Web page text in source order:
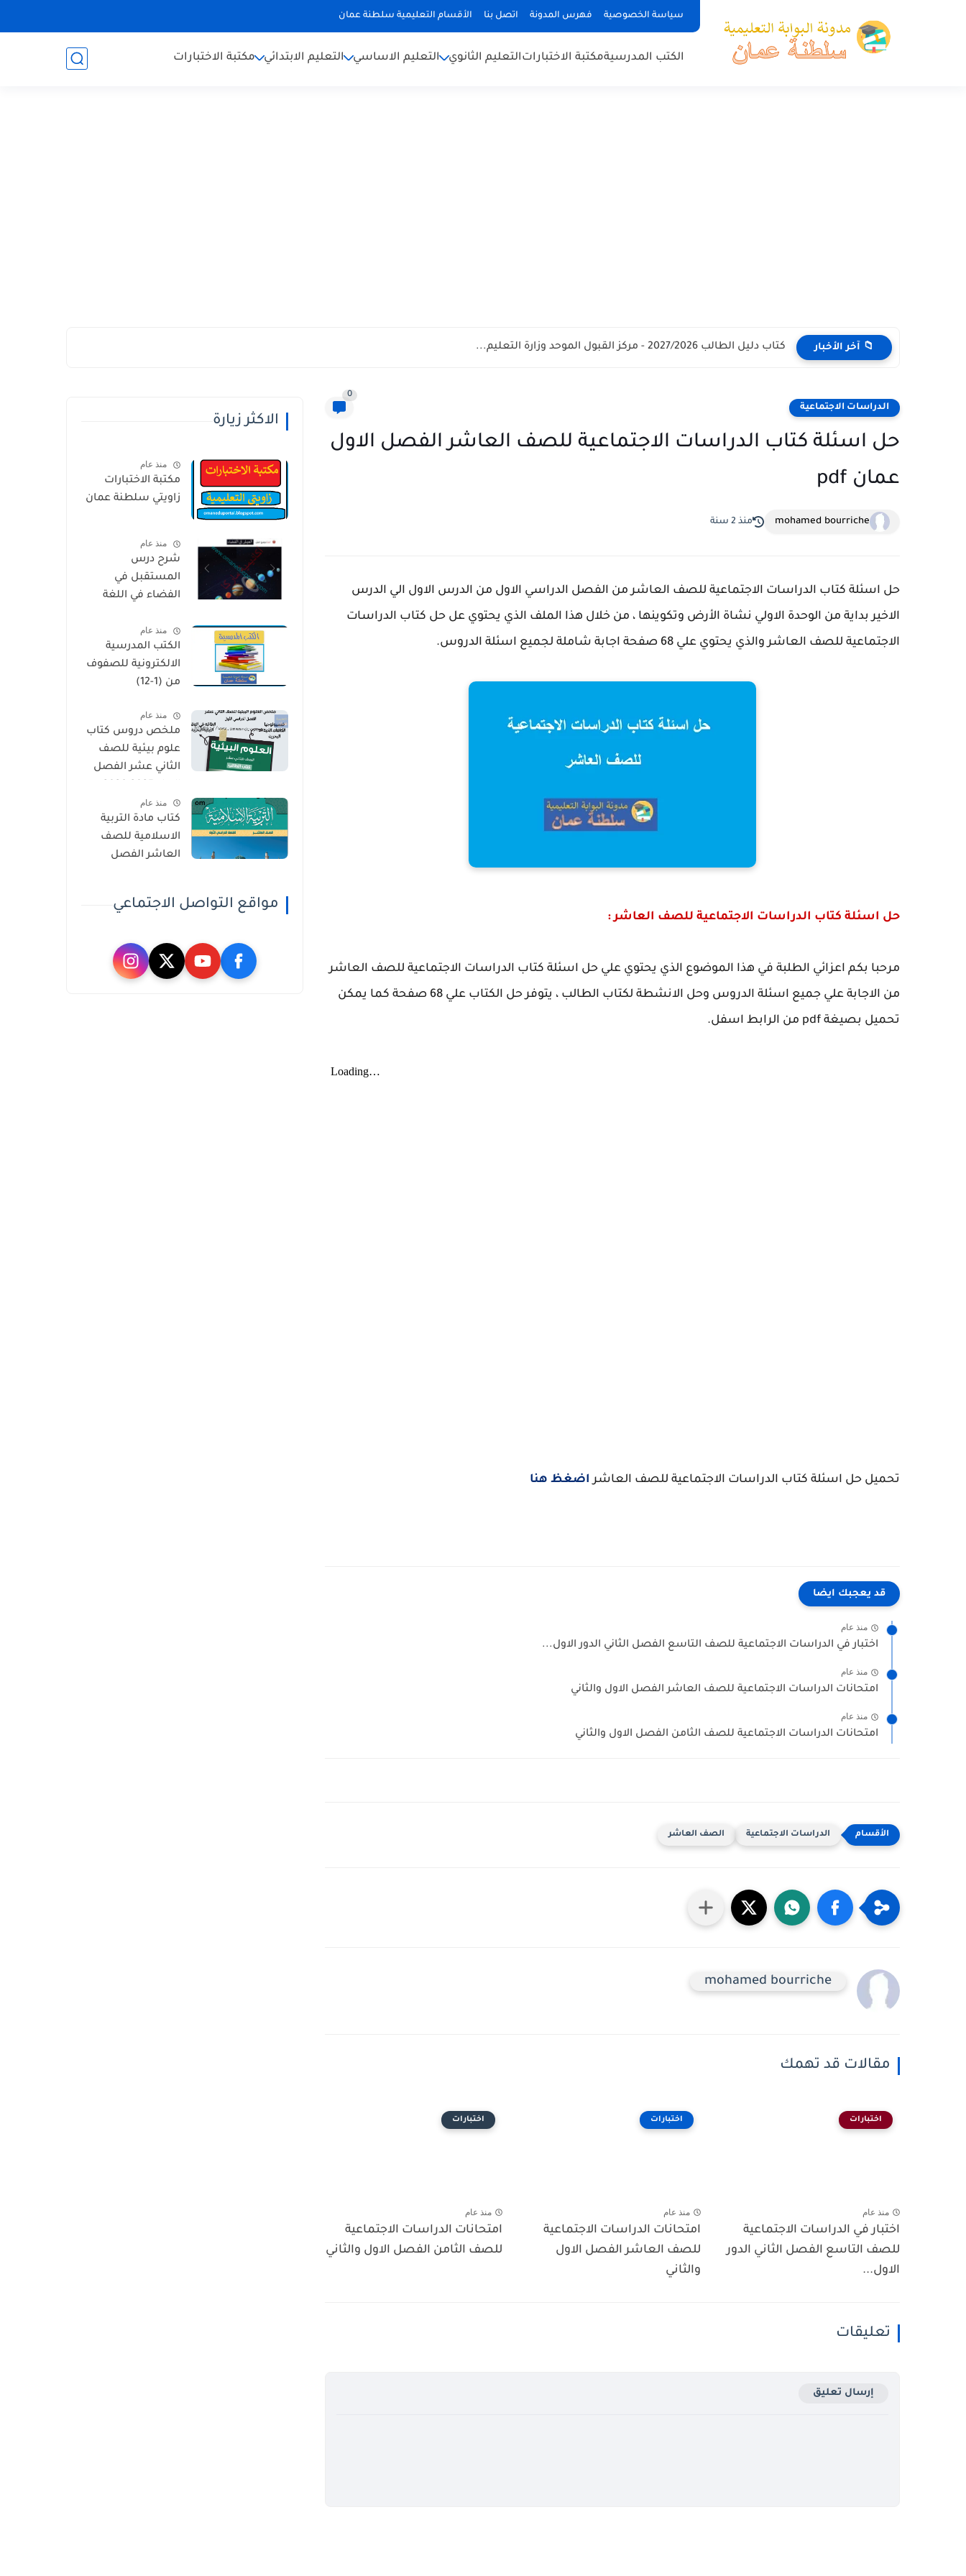
سياسة الخصوصية فهرس المدونة اتصل بنا الأقسام التعليمية سلطنة عمان
الكتب المدرسيةمكتبة الاختباراتالتعليم الثانوي التعليم الاساسي التعليم الابتدائي مكتبة الاختبارات
📁 آخر الأخبار كتاب دليل الطالب 2027/2026 - مركز القبول الموحد وزارة التعليم...
الدراسات الاجتماعية
0
حل اسئلة كتاب الدراسات الاجتماعية للصف العاشر الفصل الاول
عمان pdf
mohamed bourriche منذ 2 سنة
حل اسئلة كتاب الدراسات الاجتماعية للصف العاشر من الفصل الدراسي الاول من الدرس الاول الي الدرس
الاخير بداية من الوحدة الاولي نشاة الأرض وتكوينها ، من خلال هذا الملف الذي يحتوي عل حل كتاب الدراسات
الاجتماعية للصف العاشر والذي يحتوي علي 68 صفحة اجابة شاملة لجميع اسئلة الدروس.
حل اسئلة كتاب الدراسات الاجتماعية للصف العاشر :
مرحبا بكم اعزائي الطلبة في هذا الموضوع الذي يحتوي علي حل اسئلة كتاب الدراسات الاجتماعية للصف العاشر
من الاجابة علي جميع اسئلة الدروس وحل الانشطة لكتاب الطالب ، يتوفر حل الكتاب علي 68 صفحة كما يمكن
تحميل بصيغة pdf من الرابط اسفل.
تحميل حل اسئلة كتاب الدراسات الاجتماعية للصف العاشر اضغظ هنا
قد يعجبك ايضا
منذ عام
اختبار في الدراسات الاجتماعية للصف التاسع الفصل الثاني الدور الاول...
منذ عام
امتحانات الدراسات الاجتماعية للصف العاشر الفصل الاول والثاني
منذ عام
امتحانات الدراسات الاجتماعية للصف الثامن الفصل الاول والثاني
الدراسات الاجتماعية الصف العاشر
mohamed bourriche
مقالات قد تهمك
اختبارات
منذ عام
اختبار في الدراسات الاجتماعية
للصف التاسع الفصل الثاني الدور
الاول...
اختبارات
منذ عام
امتحانات الدراسات الاجتماعية
للصف العاشر الفصل الاول
والثاني
اختبارات
منذ عام
امتحانات الدراسات الاجتماعية
للصف الثامن الفصل الاول والثاني
تعليقات
إرسال تعليق
الاكثر زيارة
منذ عام
مكتبة الاختبارات
زاويتي سلطنة عمان
منذ عام
شرح درس
المستقبل في
الفضاء في اللغة
الخامس الفصل
الثاني
منذ عام
الكتب المدرسية
الالكترونية للصفوف
من (1-12)
منذ عام
ملخص دروس كتاب
علوم بيئية للصف
الثاني عشر الفصل
منذ عام
كتاب مادة التربية
الاسلامية للصف
العاشر الفصل
مواقع التواصل الاجتماعي